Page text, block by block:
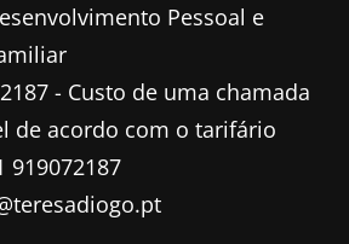
Pessoal e
- Custo de uma chamada
de acordo com o tarifário
919072187